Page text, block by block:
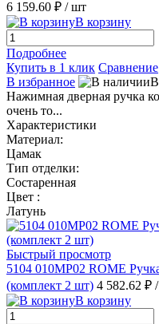
6 159.60 ₽ / шт
В корзину
Подробнее
Купить в 1 клик Сравнение
В избранное
Нажимная дверная ручка
очень то...
Характеристики
Материал:
Цамак
Тип отделки:
Состаренная
Цвет :
Латунь
Быстрый просмотр
5104 010MP02 ROME
(комплект 2 шт) 4 582.62 ₽
В корзину